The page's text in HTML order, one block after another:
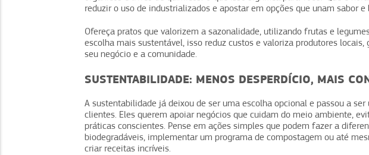
reduzir o uso de industrializados e apostar em opções que unam sabor e
Ofereça pratos que valorizem a sazonalidade, utilizando frutas e
escolha mais sustentável, isso reduz custos e valoriza produtores
seu negócio e a comunidade.
SUSTENTABILIDADE: MENOS DESPERDÍCIO, MAIS
A sustentabilidade já deixou de ser uma escolha opcional e passou a
clientes. Eles querem apoiar negócios que cuidam do meio ambiente,
práticas conscientes. Pense em ações simples que podem fazer a
biodegradáveis, implementar um programa de compostagem ou até
criar receitas incríveis.
1 2 3 4